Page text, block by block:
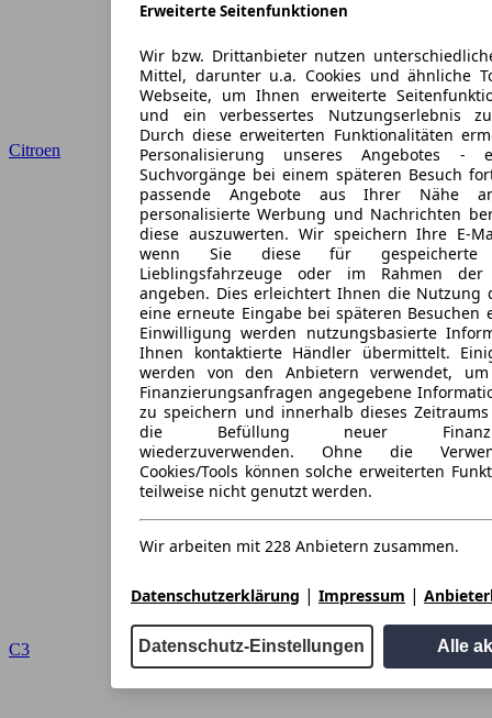
Citroen
C3
Erweiterte Seitenfunktionen
Wir bzw. Drittanbieter nutzen
Mittel, darunter u.a. Cookies und ähnliche
Webseite, um Ihnen erweiterte
und ein verbessertes Nutzungserlebnis
Durch diese erweiterten Funktionalitäten
Personalisierung unseres Angebotes
Suchvorgänge bei einem späteren Besuch
passende Angebote aus Ihrer Nähe
personalisierte Werbung und Nachrichten
diese auszuwerten. Wir speichern Ihre E-
wenn Sie diese für gespeicherte
Lieblingsfahrzeuge oder im Rahmen der
angeben. Dies erleichtert Ihnen die Nutzung
eine erneute Eingabe bei späteren
Einwilligung werden nutzungsbasierte
Ihnen kontaktierte Händler übermittelt.
werden von den Anbietern verwendet,
Finanzierungsanfragen angegebene
zu speichern und innerhalb dieses
die Befüllung neuer
wiederzuverwenden. Ohne die
Cookies/Tools können solche erweiterten
teilweise nicht genutzt werden.
Wir arbeiten mit 228 Anbietern zusammen.
Datenschutzerklärung | Impressum |
Datenschutz-Einstellungen Alle